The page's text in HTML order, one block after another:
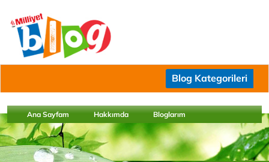
Blog Kategorileri
Ana Sayfam Hakkımda Bloglarım